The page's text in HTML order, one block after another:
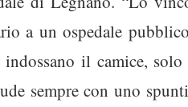
a un ospedale
il camice, solo
sempre con uno